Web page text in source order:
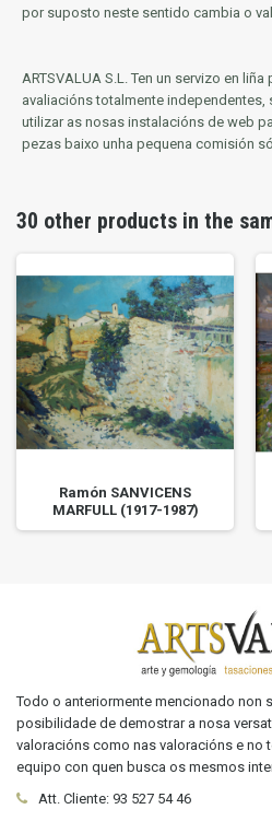
por suposto neste sentido cambia o
ARTSVALUA S.L. Ten un servizo en liña
avaliacións totalmente
utilizar as nosas instalacións de web
pezas baixo unha pequena comisión
30 other products in the
Ramón SANVICENS
MARFULL (1917-1987)
Todo o anteriormente mencionado non
posibilidade de demostrar a nosa
valoracións como nas valoracións e no
equipo con quen busca os mesmos
Att. Cliente: 93 527 54 46